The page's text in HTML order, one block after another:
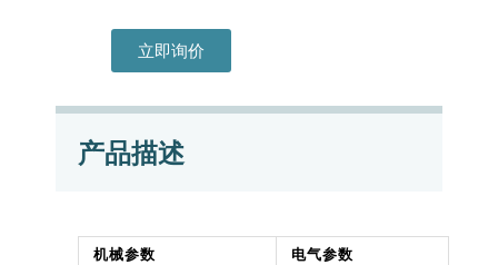
立即询价
产品描述
机械参数
电气参数